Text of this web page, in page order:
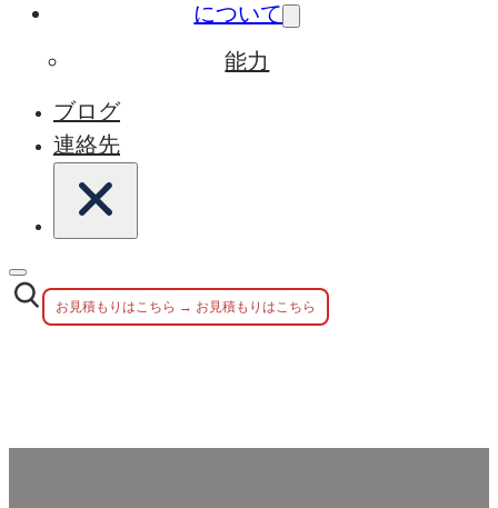
について
能力
ブログ
連絡先
お見積もりはこちら → お見積もりはこちら